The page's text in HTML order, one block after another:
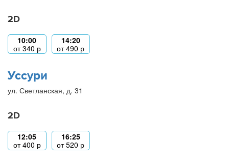
2D
10:00
от340 р
14:20
от490 р
Уссури
ул. Светланская, д. 31
2D
12:05
от400 р
16:25
от520 р